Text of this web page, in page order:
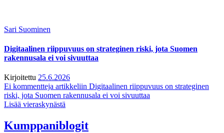
Sari Suominen
Digitaalinen riippuvuus on strateginen riski, jota Suomen
rakennusala ei voi sivuuttaa
Kirjoitettu 25.6.2026
Ei kommentteja artikkeliin Digitaalinen riippuvuus on strateginen
riski, jota Suomen rakennusala ei voi sivuuttaa
Lisää vieraskynästä
Kumppaniblogit